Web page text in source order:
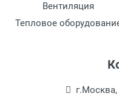
Вентиляция
Тепловое
г.Москва,